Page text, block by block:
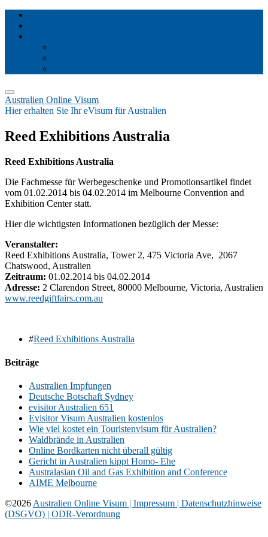
Australien Online Visum
Hier erhalten Sie Ihr eVisum für Australien
Reed Exhibitions Australia
Reed Exhibitions Australia
Die Fachmesse für Werbegeschenke und Promotionsartikel findet
vom 01.02.2014 bis 04.02.2014 im Melbourne Convention and
Exhibition Center statt.
Hier die wichtigsten Informationen bezüglich der Messe:
Veranstalter:
Reed Exhibitions Australia, Tower 2, 475 Victoria Ave, 2067
Chatswood, Australien
Zeitraum: 01.02.2014 bis 04.02.2014
Adresse: 2 Clarendon Street, 80000 Melbourne, Victoria, Australien
www.reedgiftfairs.com.au
#Reed Exhibitions Australia
Beiträge
Australien Impfungen
Deutsche Botschaft Sydney
evisitor Australien 651
Evisitor Visum Australien kostenlos
Wie viel kostet ein Touristenvisum für Australien?
Waldbrände in Australien
Online Bordkarten nicht überall gültig
Gericht in Australien kippt Homo- Ehe
Australasian Oil and Gas Exhibition and Conference
AIME Melbourne
©2026 Australien Online Visum | Impressum | Datenschutzhinweise
(DSGVO) | ODR-Verordnung